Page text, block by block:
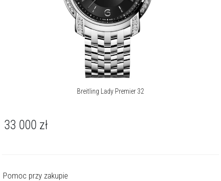
Breitling Lady Premier 32
33 000 zł
Pomoc przy zakupie